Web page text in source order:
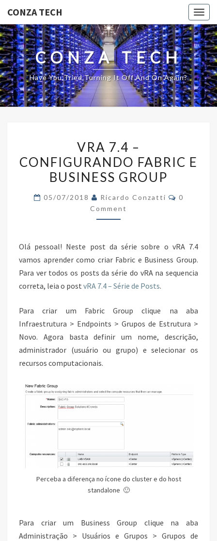
CONZA TECH
CONZA TECH
Have You Tried Turning It Off And On Again?
7.4
–
CONFIGURANDO
E
VRA 7.4 –
CONFIGURANDO FABRIC E
BUSINESS GROUP
05/07/2018 Ricardo Conzatti Comments
0
Comment
Olá pessoal! Neste post da série sobre o vRA 7.4
vamos aprender como criar Fabric e Business Group.
Para ver todos os posts da série do vRA na sequencia
correta, leia o post vRA 7.4 – Série de Posts.
Para criar um Fabric Group clique na aba
Infraestrutura > Endpoints > Grupos de Estrutura >
Novo. Agora basta definir um nome, descrição,
administrador (usuário ou grupo) e selecionar os
recursos computacionais.
Perceba a diferença no ícone do cluster e do host
standalone 🙂
Para criar um Business Group clique na aba
Administração > Usuários e Grupos > Grupos de